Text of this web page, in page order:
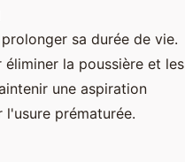
sa durée de vie.
la poussière et les
une aspiration
prématurée.